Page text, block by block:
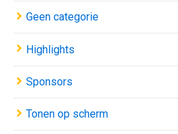
Geen categorie
Highlights
Sponsors
Tonen op scherm